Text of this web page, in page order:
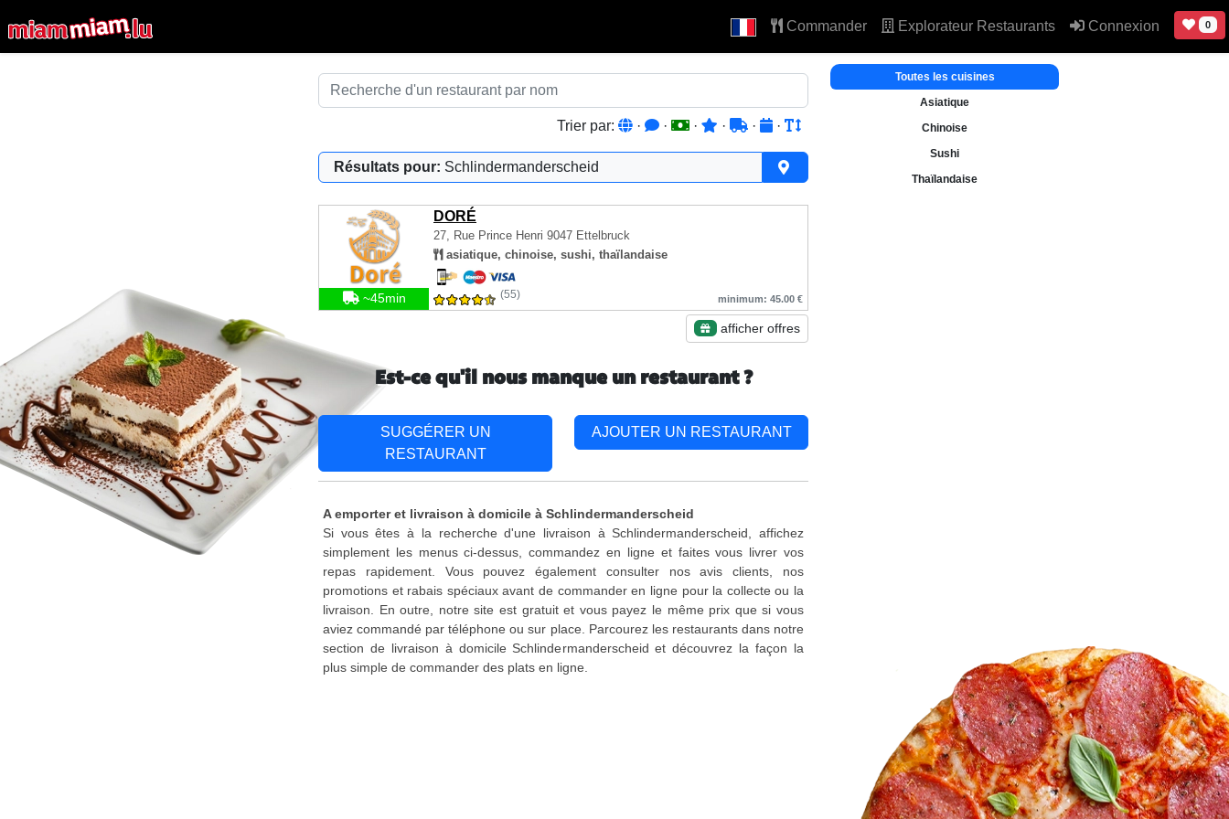
Commander Explorateur Restaurants Connexion 0
Trier par: · · · · · ·
Résultats pour: Schlindermanderscheid
DORÉ
27, Rue Prince Henri 9047 Ettelbruck
asiatique, chinoise, sushi, thaïlandaise
~45min (55) minimum: 45.00 €
afficher offres
Toutes les cuisines
Asiatique
Chinoise
Sushi
Thaïlandaise
Est-ce qu'il nous manque un restaurant ?
SUGGÉRER UN
RESTAURANT
AJOUTER UN RESTAURANT
A emporter et livraison à domicile à Schlindermanderscheid
Si vous êtes à la recherche d'une livraison à Schlindermanderscheid, affichez
simplement les menus ci-dessus, commandez en ligne et faites vous livrer vos
repas rapidement. Vous pouvez également consulter nos avis clients, nos
promotions et rabais spéciaux avant de commander en ligne pour la collecte ou la
livraison. En outre, notre site est gratuit et vous payez le même prix que si vous
aviez commandé par téléphone ou sur place. Parcourez les restaurants dans notre
section de livraison à domicile Schlindermanderscheid et découvrez la façon la
plus simple de commander des plats en ligne.